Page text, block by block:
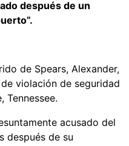
después de un
de Spears, Alexander,
violación de seguridad
Tennessee.
acusado del
después de su